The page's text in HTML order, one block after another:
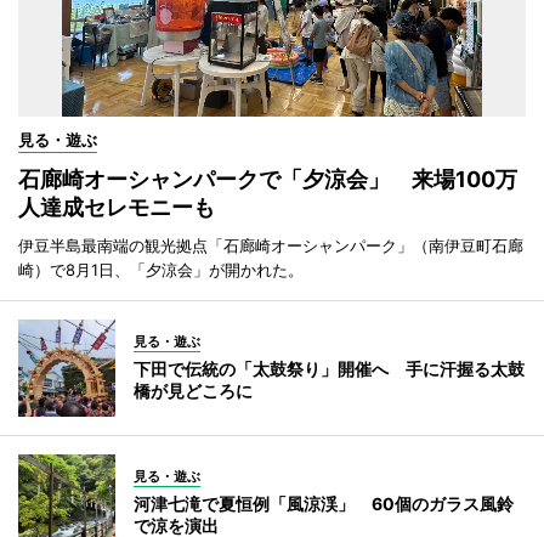
見る・遊ぶ
石廊崎オーシャンパークで「夕涼会」 来場100万
人達成セレモニーも
伊豆半島最南端の観光拠点「石廊崎オーシャンパーク」（南伊豆町石廊
崎）で8月1日、「夕涼会」が開かれた。
見る・遊ぶ
下田で伝統の「太鼓祭り」開催へ 手に汗握る太鼓
橋が見どころに
見る・遊ぶ
河津七滝で夏恒例「風涼渓」 60個のガラス風鈴
で涼を演出